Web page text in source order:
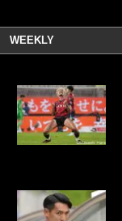
WEEKLY